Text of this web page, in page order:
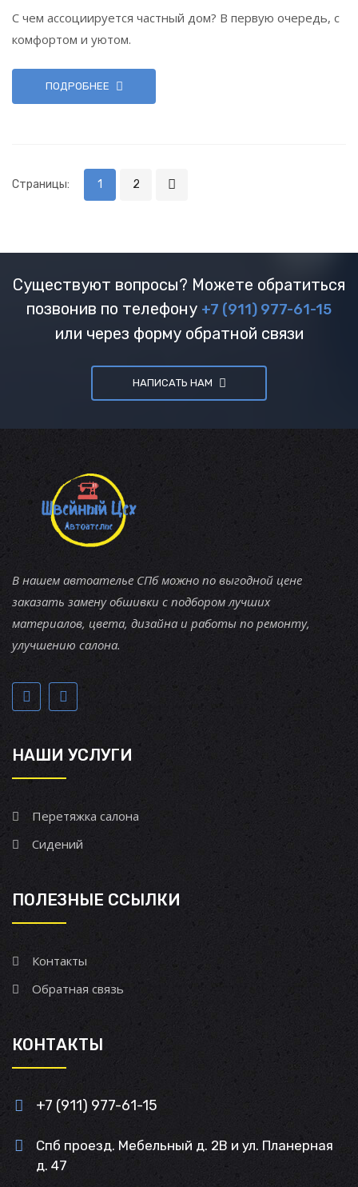
С чем ассоциируется частный дом? В первую очередь, с
комфортом и уютом.
ПОДРОБНЕЕ
Страницы: 1 2
Существуют вопросы? Можете обратиться
позвонив по телефону +7 (911) 977-61-15
или через форму обратной связи
НАПИСАТЬ НАМ
В нашем автоателье СПб можно по выгодной цене
заказать замену обшивки с подбором лучших
материалов, цвета, дизайна и работы по ремонту,
улучшению салона.
НАШИ УСЛУГИ
Перетяжка салона
Сидений
ПОЛЕЗНЫЕ ССЫЛКИ
Контакты
Обратная связь
КОНТАКТЫ
+7 (911) 977-61-15
Спб проезд. Мебельный д. 2В и ул. Планерная
д. 47